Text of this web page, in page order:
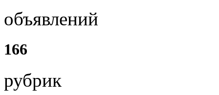
объявлений
166
рубрик